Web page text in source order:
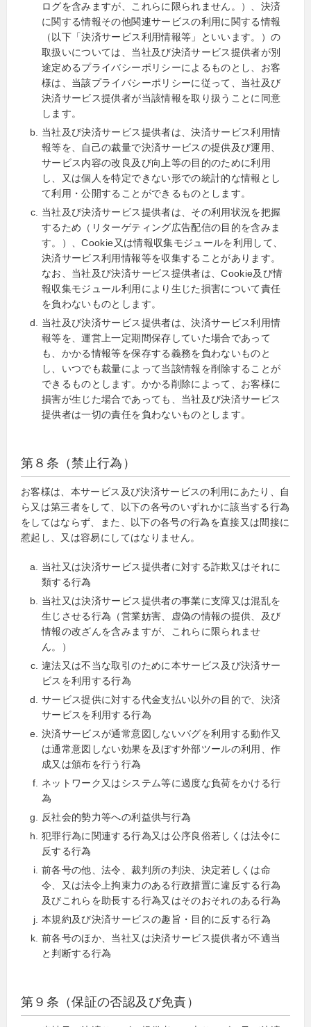
ログを含みますが、これらに限られません。）、決済
に関する情報その他関連サービスの利用に関する情報
（以下「決済サービス利用情報等」といいます。）の
取扱いについては、当社及び決済サービス提供者が別
途定めるプライバシーポリシーによるものとし、お客
様は、当該プライバシーポリシーに従って、当社及び
決済サービス提供者が当該情報を取り扱うことに同意
します。
当社及び決済サービス提供者は、決済サービス利用情
報等を、自己の裁量で決済サービスの提供及び運用、
サービス内容の改良及び向上等の目的のために利用
し、又は個人を特定できない形での統計的な情報とし
て利用・公開することができるものとします。
当社及び決済サービス提供者は、その利用状況を把握
するため（リターゲティング広告配信の目的を含みま
す。）、Cookie又は情報収集モジュールを利用して、
決済サービス利用情報等を収集することがあります。
なお、当社及び決済サービス提供者は、Cookie及び情
報収集モジュール利用により生じた損害について責任
を負わないものとします。
当社及び決済サービス提供者は、決済サービス利用情
報等を、運営上一定期間保存していた場合であって
も、かかる情報等を保存する義務を負わないものと
し、いつでも裁量によって当該情報を削除することが
できるものとします。かかる削除によって、お客様に
損害が生じた場合であっても、当社及び決済サービス
提供者は一切の責任を負わないものとします。
第８条（禁止行為）
お客様は、本サービス及び決済サービスの利用にあたり、自
ら又は第三者をして、以下の各号のいずれかに該当する行為
をしてはならず、また、以下の各号の行為を直接又は間接に
惹起し、又は容易にしてはなりません。
当社又は決済サービス提供者に対する詐欺又はそれに
類する行為
当社又は決済サービス提供者の事業に支障又は混乱を
生じさせる行為（営業妨害、虚偽の情報の提供、及び
情報の改ざんを含みますが、これらに限られませ
ん。）
違法又は不当な取引のために本サービス及び決済サー
ビスを利用する行為
サービス提供に対する代金支払い以外の目的で、決済
サービスを利用する行為
決済サービスが通常意図しないバグを利用する動作又
は通常意図しない効果を及ぼす外部ツールの利用、作
成又は頒布を行う行為
ネットワーク又はシステム等に過度な負荷をかける行
為
反社会的勢力等への利益供与行為
犯罪行為に関連する行為又は公序良俗若しくは法令に
反する行為
前各号の他、法令、裁判所の判決、決定若しくは命
令、又は法令上拘束力のある行政措置に違反する行為
及びこれらを助長する行為又はそのおそれのある行為
本規約及び決済サービスの趣旨・目的に反する行為
前各号のほか、当社又は決済サービス提供者が不適当
と判断する行為
第９条（保証の否認及び免責）